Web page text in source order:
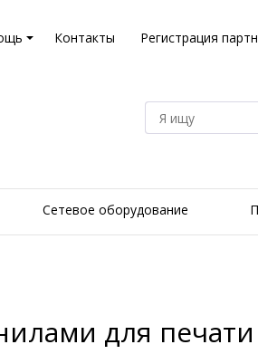
Контакты Регистрация
Сетевое оборудование
для